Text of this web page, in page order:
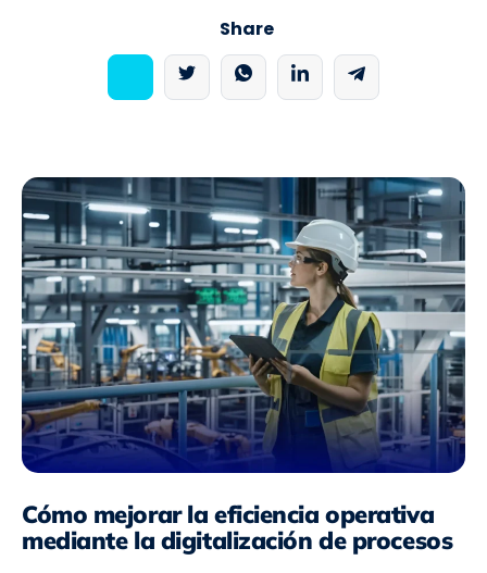
Share
Cómo mejorar la eficiencia operativa
mediante la digitalización de procesos